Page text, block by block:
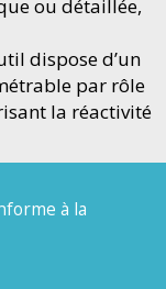
ou détaillée,
dispose d’un
par rôle
la réactivité
à la